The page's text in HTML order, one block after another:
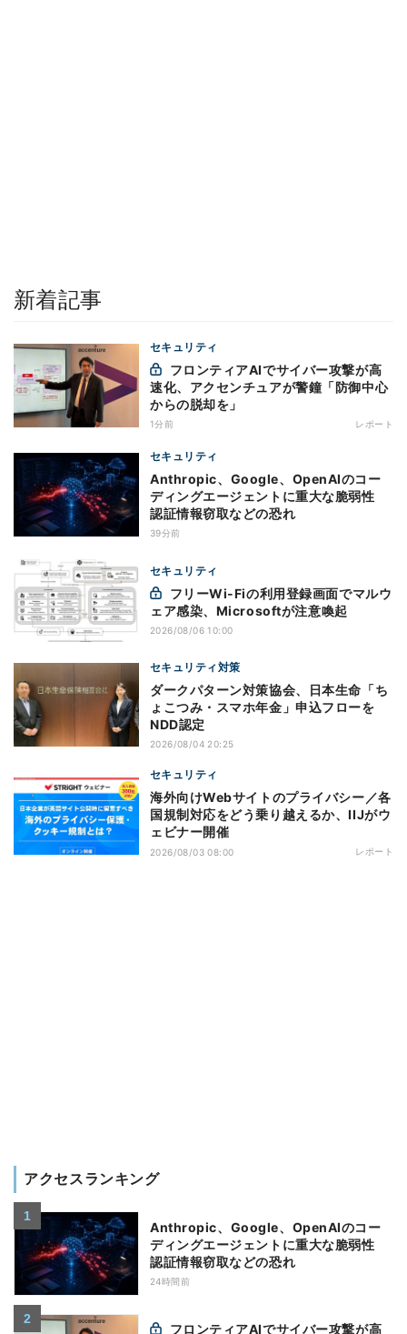
新着記事
セキュリティ
速化、アクセンチュアが警鐘「防御中心
からの脱却を」
1分前 レポート
セキュリティ
Anthropic、Google、OpenAIのコー
ディングエージェントに重大な脆弱性
認証情報窃取などの恐れ
39分前
セキュリティ
ェア感染、Microsoftが注意喚起
2026/08/06 10:00
セキュリティ対策
ダークパターン対策協会、日本生命「ち
ょこつみ・スマホ年金」申込フローを
NDD認定
2026/08/04 20:25
セキュリティ
海外向けWebサイトのプライバシー／各
国規制対応をどう乗り越えるか、IIJがウ
ェビナー開催
2026/08/03 08:00 レポート
アクセスランキング
Anthropic、Google、OpenAIのコー
ディングエージェントに重大な脆弱性
認証情報窃取などの恐れ
24時間前